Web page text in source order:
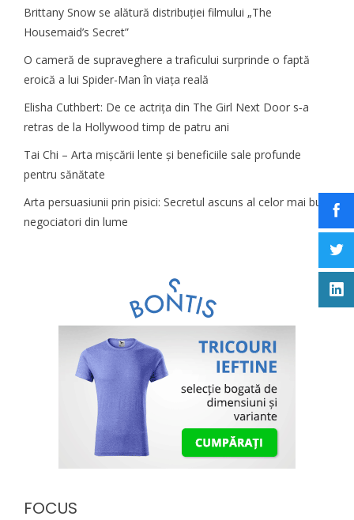
Brittany Snow se alătură distribuției filmului „The
Housemaid’s Secret”
O cameră de supraveghere a traficului surprinde o faptă
eroică a lui Spider-Man în viața reală
Elisha Cuthbert: De ce actrița din The Girl Next Door s‑a
retras de la Hollywood timp de patru ani
Tai Chi – Arta mișcării lente și beneficiile sale profunde
pentru sănătate
Arta persuasiunii prin pisici: Secretul ascuns al celor mai buni
negociatori din lume
FOCUS